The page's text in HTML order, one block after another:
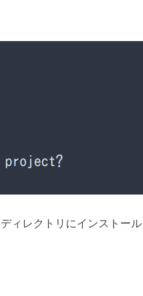
ィレクトリにインストール